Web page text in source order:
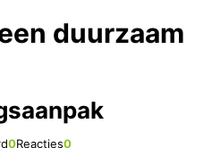
duurzaam
0Reacties0